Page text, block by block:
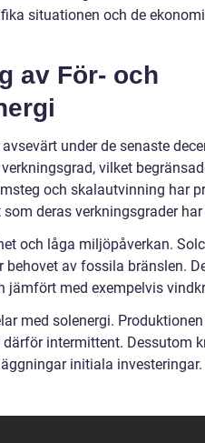
situationen och de
av För- och
under de senaste
vilket
och skalautvinning har
deras verkningsgrader
och låga miljöpåverkan.
behovet av fossila bränslen.
jämfört med exempelvis
med solenergi.
intermittent. Dessutom
initiala investeringar.